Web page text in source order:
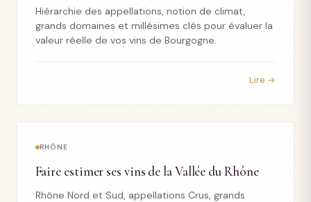
Hiérarchie des appellations, notion de climat,
grands domaines et millésimes clés pour évaluer la
valeur réelle de vos vins de Bourgogne.
Lire →
RHÔNE
Faire estimer ses vins de la Vallée du Rhône
Rhône Nord et Sud, appellations Crus, grands